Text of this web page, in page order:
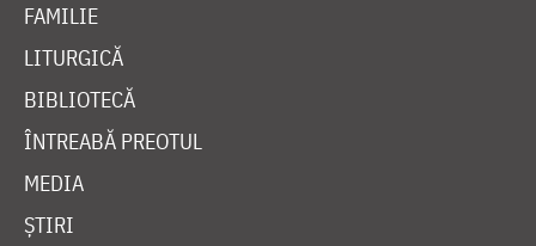
FAMILIE
LITURGICĂ
BIBLIOTECĂ
ÎNTREABĂ PREOTUL
MEDIA
ȘTIRI